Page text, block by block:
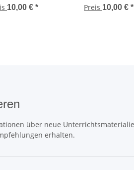
geben"
10,00 € *
Preis 10,00 € *
über neue
erhalten.